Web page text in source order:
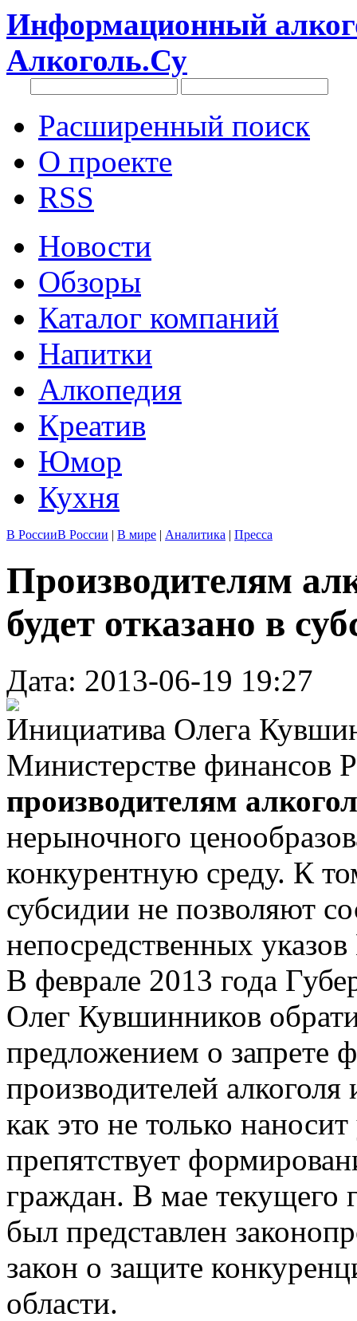
Информационный
Алкоголь.Су
Расширенный поиск
О проекте
RSS
Новости
Обзоры
Каталог компаний
Напитки
Алкопедия
Креатив
Юмор
Кухня
В РоссииВ России | В мире | Аналитика | Пресса
Производителям
будет отказано в
Дата: 2013-06-19 19:27
Инициатива Олега
Министерстве финансов
производителям
нерыночного
конкурентную среду. К
субсидии не позволяют
непосредственных
В феврале 2013 года
Олег Кувшинников
предложением о запрете
производителей
как это не только
препятствует
граждан. В мае
был представлен
закон о защите
области.